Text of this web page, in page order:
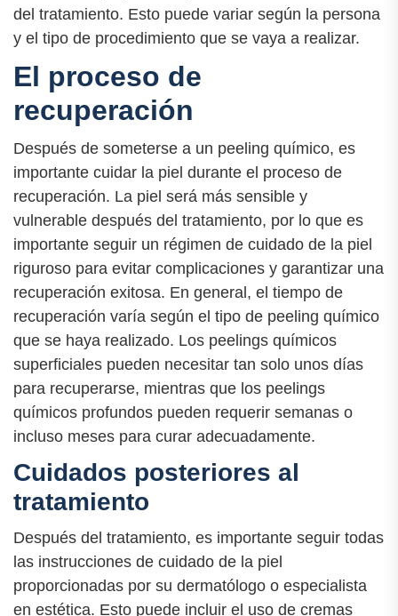
del tratamiento. Esto puede variar según la persona
y el tipo de procedimiento que se vaya a realizar.
El proceso de
recuperación
Después de someterse a un peeling químico, es
importante cuidar la piel durante el proceso de
recuperación. La piel será más sensible y
vulnerable después del tratamiento, por lo que es
importante seguir un régimen de cuidado de la piel
riguroso para evitar complicaciones y garantizar una
recuperación exitosa. En general, el tiempo de
recuperación varía según el tipo de peeling químico
que se haya realizado. Los peelings químicos
superficiales pueden necesitar tan solo unos días
para recuperarse, mientras que los peelings
químicos profundos pueden requerir semanas o
incluso meses para curar adecuadamente.
Cuidados posteriores al
tratamiento
Después del tratamiento, es importante seguir todas
las instrucciones de cuidado de la piel
proporcionadas por su dermatólogo o especialista
en estética. Esto puede incluir el uso de cremas